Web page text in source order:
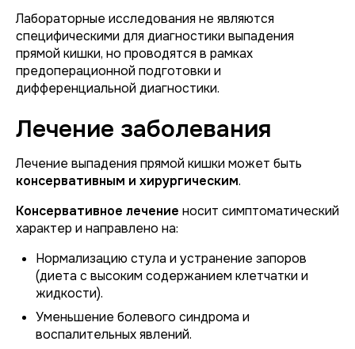
Лабораторные исследования не являются
специфическими для диагностики выпадения
прямой кишки, но проводятся в рамках
предоперационной подготовки и
дифференциальной диагностики.
Лечение заболевания
Лечение выпадения прямой кишки может быть
консервативным и хирургическим.
Консервативное лечение носит симптоматический
характер и направлено на:
Нормализацию стула и устранение запоров
(диета с высоким содержанием клетчатки и
жидкости).
Уменьшение болевого синдрома и
воспалительных явлений.